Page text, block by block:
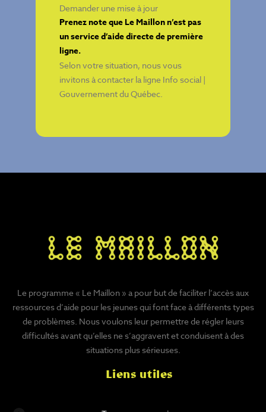
Demander une mise à jour
Prenez note que Le Maillon n’est pas
un service d’aide directe de première
ligne.
Selon votre situation, nous vous
invitons à contacter la ligne Info social |
Gouvernement du Québec
Le programme « Le Maillon » a pour but de faciliter l’accès aux
ressources d’aide pour les jeunes qui font face à différents types
de problèmes. Nous voulons leur permettre de régler leurs
difficultés avant qu’elles ne s’aggravent et conduisent à des
situations plus sérieuses.
Liens utiles